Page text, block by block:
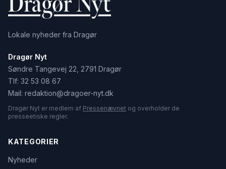
Lokale nyheder fra Dragør
Dragør Nyt
Søndre Tangevej 22, 2791 Dragør
Tlf: 32 53 08 67
Mail: redaktion@dragoer-nyt.dk
Dragør Nyt er medlem af Pressenævnet og overholder de
presseetiske regler.
KATEGORIER
Nyheder